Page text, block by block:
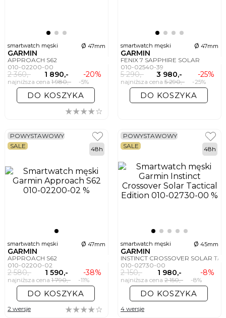
smartwatch męski ø 47mm
GARMIN
APPROACH S62
010-02200-00
2 360,- 1 890,- -20%
najniższa cena 1 980,- -5%
DO KOSZYKA
smartwatch męski ø 47mm
GARMIN
FENIX 7 SAPPHIRE SOLAR
010-02540-39
5 290,- 3 980,- -25%
najniższa cena 5 290,- -25%
DO KOSZYKA
smartwatch męski ø 47mm
GARMIN
APPROACH S62
010-02200-02
2 580,- 1 590,- -38%
najniższa cena 1 790,- -11%
POWYSTAWOWY
SALE
48h
DO KOSZYKA
2 wersje
smartwatch męski ø 45mm
GARMIN
INSTINCT CROSSOVER SOLAR
010-02730-00
2 150,- 1 980,- -8%
najniższa cena 2 150,- -8%
POWYSTAWOWY
SALE
48h
DO KOSZYKA
4 wersje